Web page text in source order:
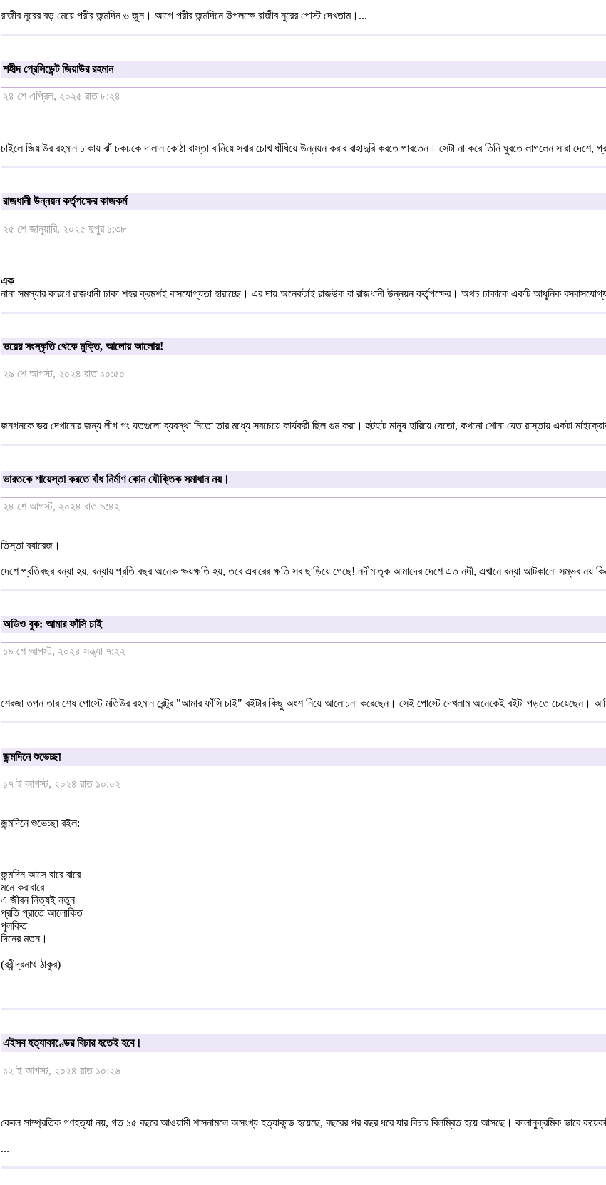
রাজীব নুরের বড় মেয়ে পরীর জন্মদিন ৬ জুন। আগে পরীর জন্মদিনে উপলক্ষে রাজীব নুরের পোস্ট দেখতাম।...
শহীদ প্রেসিডেন্ট জিয়াউর রহমান
২৪ শে এপ্রিল, ২০২৫ রাত ৮:২৪
চাইলে জিয়াউর রহমান ঢাকায় ঝাঁ চকচকে দালান কোঠা রাস্তা বানিয়ে সবার চোখ ধাঁধিয়ে উন্নয়ন করার বাহাদুরি করতে পারতেন। সেটা না করে তিনি ঘুরতে লাগলেন সারা দেশে,
রাজধানী উন্নয়ন কর্তৃপক্ষের কাজকর্ম
২৫ শে জানুয়ারি, ২০২৫ দুপুর ১:৩৮
এক
নানা সমস্যার কারণে রাজধানী ঢাকা শহর ক্রমশই বাসযোগ্যতা হারাচ্ছে। এর দায় অনেকটাই রাজউক বা রাজধানী উন্নয়ন কর্তৃপক্ষের। অথচ ঢাকাকে একটি আধুনিক
ভয়ের সংস্কৃতি থেকে মুক্তি, আলোয় আলোয়!
২৯ শে আগস্ট, ২০২৪ রাত ১০:৫০
জনগনকে ভয় দেখানোর জন্য লীগ গং যতগুলো ব্যবস্থা নিতো তার মধ্যে সবচেয়ে কার্যকরী ছিল গুম করা। হুটহাট মানুষ হারিয়ে যেতো, কখনো শোনা যেত রাস্তায় একটা
ভারতকে শায়েস্তা করতে বাঁধ নির্মাণ কোন যৌক্তিক সমাধান নয়।
২৪ শে আগস্ট, ২০২৪ রাত ৯:৪২
তিস্তা ব্যারেজ।
দেশে প্রতিবছর বন্যা হয়, বন্যায় প্রতি বছর অনেক ক্ষয়ক্ষতি হয়, তবে এবারের ক্ষতি সব ছাড়িয়ে গেছে! নদীমাতৃক আমাদের দেশে এত নদী, এখানে বন্যা আটকানো সম্ভব নয়
অডিও বুক: আমার ফাঁসি চাই
১৯ শে আগস্ট, ২০২৪ সন্ধ্যা ৭:২২
শেরজা তপন তার শেষ পোস্টে মতিউর রহমান রেন্টুর "আমার ফাঁসি চাই" বইটার কিছু অংশ নিয়ে আলোচনা করেছেন। সেই পোস্টে দেখলাম অনেকেই বইটা পড়তে চেয়েছেন।
জন্মদিনে শুভেচ্ছা
১৭ ই আগস্ট, ২০২৪ রাত ১০:০২
জন্মদিনে শুভেচ্ছা রইল:
জন্মদিন আসে বারে বারে
মনে করাবারে
এ জীবন নিত্যই নতুন
প্রতি প্রাতে আলোকিত
পুলকিত
দিনের মতন।
(রবীন্দ্রনাথ ঠাকুর)
এইসব হত্যাকাণ্ডের বিচার হতেই হবে।
১২ ই আগস্ট, ২০২৪ রাত ১০:২৬
কেবল সাম্প্রতিক গণহত্যা নয়, গত ১৫ বছরে আওয়ামী শাসনামলে অসংখ্য হত্যাকান্ড হয়েছে, বছরের পর বছর ধরে যার বিচার বিলম্বিত হয়ে আসছে। কালানুক্রমিক ভাবে
...